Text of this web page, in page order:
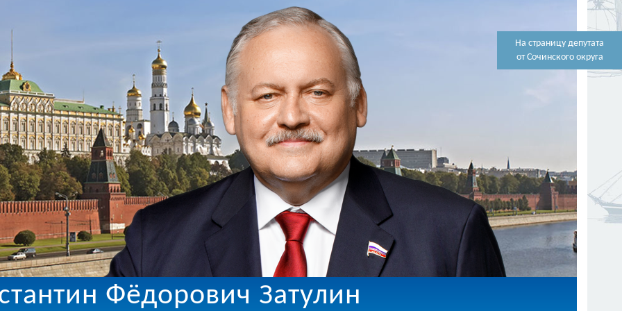
На страницу депутата
от Сочинского округа
Фёдорович Затулин